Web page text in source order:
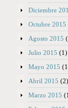
Diciembre
Octubre 2015
Agosto 2015
Julio 2015 (1)
Mayo 2015
Abril 2015 (2)
Marzo 2015